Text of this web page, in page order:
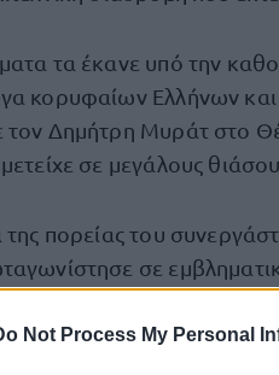
Not Process My Personal
τα έκανε υπό την
κορυφαίων Ελλήνων
τον Δημήτρη Μυράτ στο
σε μεγάλους
της πορείας του
σε
υποκριτικού του ταλέντου.